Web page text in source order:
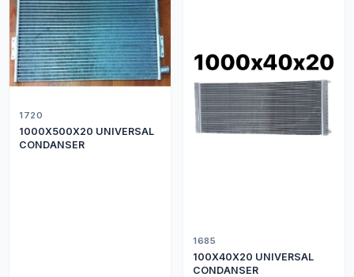
1720
1000X500X20 UNIVERSAL
CONDANSER
1685
100X40X20 UNIVERSAL
CONDANSER